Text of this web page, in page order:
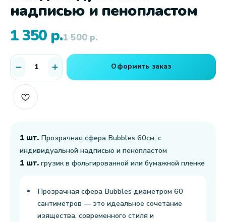
надписью и пенопластом
1 350 р.1 500 р.
Оформить заказ
1 шт. Прозрачная сфера Bubbles 60см. с
индивидуальной надписью и пенопластом
1 шт. грузик в фольгированной или бумажной пленке
Прозрачная сфера Bubbles диаметром 60
сантиметров — это идеальное сочетание
изящества, современного стиля и